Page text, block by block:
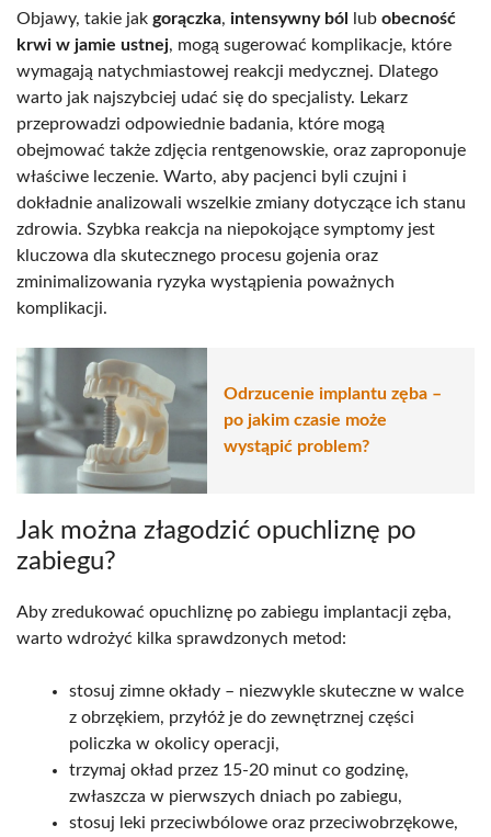
Objawy, takie jak gorączka, intensywny ból lub obecność
krwi w jamie ustnej, mogą sugerować komplikacje, które
wymagają natychmiastowej reakcji medycznej. Dlatego
warto jak najszybciej udać się do specjalisty. Lekarz
przeprowadzi odpowiednie badania, które mogą
obejmować także zdjęcia rentgenowskie, oraz zaproponuje
właściwe leczenie. Warto, aby pacjenci byli czujni i
dokładnie analizowali wszelkie zmiany dotyczące ich stanu
zdrowia. Szybka reakcja na niepokojące symptomy jest
kluczowa dla skutecznego procesu gojenia oraz
zminimalizowania ryzyka wystąpienia poważnych
komplikacji.
Odrzucenie implantu zęba –
po jakim czasie może
wystąpić problem?
Jak można złagodzić opuchliznę po
zabiegu?
Aby zredukować opuchliznę po zabiegu implantacji zęba,
warto wdrożyć kilka sprawdzonych metod:
stosuj zimne okłady – niezwykle skuteczne w walce
z obrzękiem, przyłóż je do zewnętrznej części
policzka w okolicy operacji,
trzymaj okład przez 15-20 minut co godzinę,
zwłaszcza w pierwszych dniach po zabiegu,
stosuj leki przeciwbólowe oraz przeciwobrzękowe,